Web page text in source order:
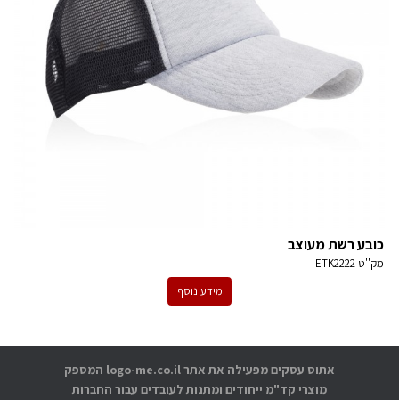
כובע רשת מעוצב
מק''טETK2222
מידע נוסף
אתוס עסקים מפעילה את אתר logo-me.co.il המספק
מוצרי קד"מ ייחודים ומתנות לעובדים עבור החברות